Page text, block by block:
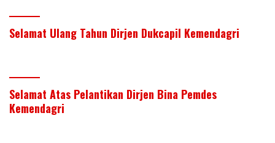
Selamat Ulang Tahun Dirjen Dukcapil Kemendagri
Selamat Atas Pelantikan Dirjen Bina Pemdes
Kemendagri